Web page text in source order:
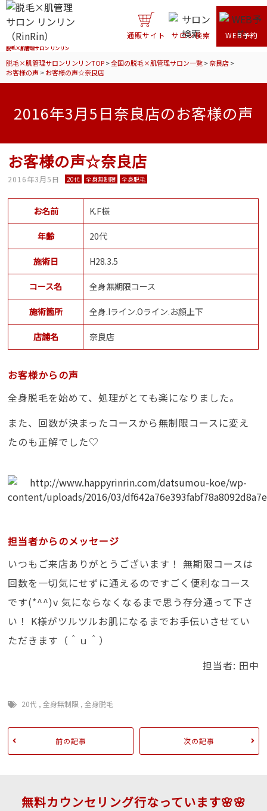
脱毛×肌管理サロン リンリン
通販サイト サロン検索 WEB予約
脱毛×肌管理サロンリンリンTOP>全国の脱毛×肌管理サロン一覧>奈良店>
お客様の声 >お客様の声☆奈良店
2016年3月5日奈良店のお客様の声
お客様の声☆奈良店
2016年3月5日 20代 全身無制限 全身脱毛
お名前 K.F様
年齢 20代
施術日 H28.3.5
コース名 全身無期限コース
施術箇所 全身.Iライン.Oライン.お顔上下
店舗名 奈良店
お客様からの声
全身脱毛を始めて、処理がとても楽になりました。
また、回数が決まったコースから無制限コースに変え
たのも正解でした♡
担当者からのメッセージ
いつもご来店ありがとうございます！ 無期限コースは
回数を一切気にせずに通えるのですごく便利なコース
です(*^^)v 気にならなくなるまで思う存分通って下さ
い！ K様がツルツルお肌になるまでお手伝いさせてい
ただきます（＾ｕ＾）
担当者: 田中
20代 ,全身無制限 ,全身脱毛
前の記事 次の記事
無料カウンセリング行なっています🌸🌸